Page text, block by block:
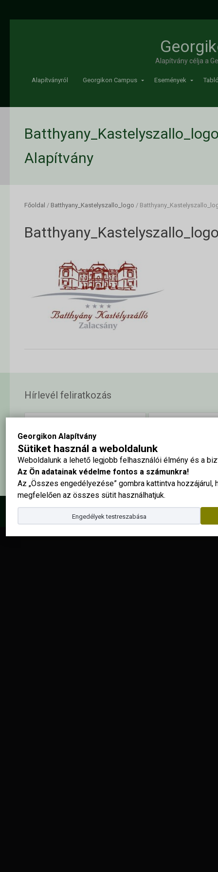
Georgikon Alapítvány
Sütiket használ a weboldalunk
Weboldalunk a lehető legjobb felhasználói élmény és a
Az Ön adatainak védelme fontos a számunkra!
Az „Összes engedélyezése” gombra kattintva hozzájárul,
megfelelően az összes sütit használhatjuk.
Engedélyek testreszabása
Alapítvány célja a
Alapítványról Georgikon Campus Események
Alapítvány
Főoldal / Batthyany_Kastelyszallo_logo /
Hírlevél feliratkozás
Elolvastam és elfogadom az